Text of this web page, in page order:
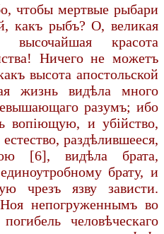
чтобы мертвые рыбари
какъ рыбъ? О, великая
красота
Ничего не можетъ
высота апостольской
жизнь видѣла много
разумъ; ибо
вопіющую, и убійство,
раздѣлившееся,
[6], видѣла брата,
брату, и
чрезъ язву зависти.
непогруженнымъ во
человѣческаго